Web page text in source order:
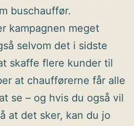
buschauffør.
kampagnen meget
selvom det i sidste
skaffe flere kunder til
at chaufførerne får alle
se – og hvis du også vil
at det sker, kan du jo